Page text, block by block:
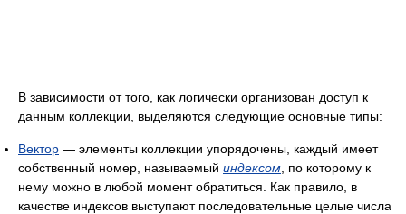
В зависимости от того, как логически организован доступ к
данным коллекции, выделяются следующие основные типы:
Вектор — элементы коллекции упорядочены, каждый имеет
собственный номер, называемый индексом , по которому к
нему можно в любой момент обратиться. Как правило, в
качестве индексов выступают последовательные целые числа